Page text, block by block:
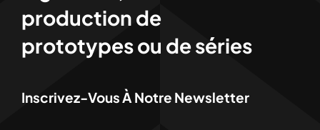
production de
prototypes ou de séries
Inscrivez-Vous À Notre Newsletter